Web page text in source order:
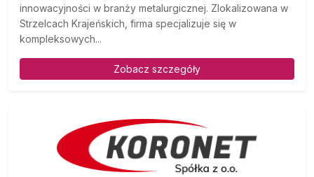
innowacyjności w branży metalurgicznej. Zlokalizowana w
Strzelcach Krajeńskich, firma specjalizuje się w
kompleksowych...
Zobacz szczegóły